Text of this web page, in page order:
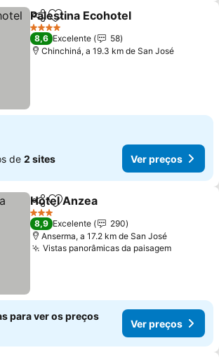
PartilharAdicionar aos favoritos
Palestina Ecohotel
4 Estrelas
8,6 Excelente
58
Chinchiná, a 19.3 km de San José
de 2 sites Ver preços
PartilharAdicionar aos favoritos
Hotel Anzea
3 Estrelas
8,9 Excelente
290
Anserma, a 17.2 km de San José
Vistas panorâmicas da paisagemVer
para ver os preços
Ver preços